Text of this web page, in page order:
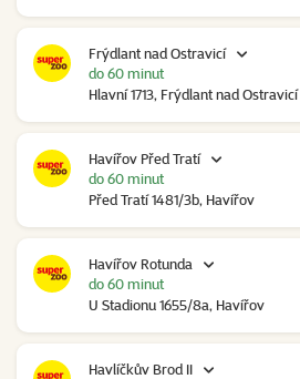
Frýdlant nad Ostravicí
Hlavní 1713, Frýdlant nad Ostravicí
do 60 minut
Havířov Před Tratí
Před Tratí 1481/3b, Havířov
do 60 minut
Havířov Rotunda
U Stadionu 1655/8a, Havířov
do 60 minut
Havlíčkův Brod II